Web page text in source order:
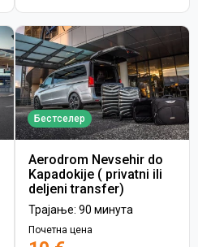
Бестселер
Aerodrom Nevsehir do
Kapadokije ( privatni ili
deljeni transfer)
Трајање: 90 минута
Почетна цена